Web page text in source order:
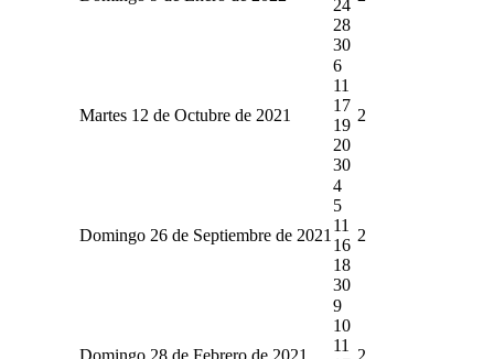
24
28
30
Martes 12 de Octubre de 2021
6
11
17
19
20
30
2
Domingo 26 de Septiembre de 2021
4
5
11
16
18
30
2
Domingo 28 de Febrero de 2021
9
10
11
2